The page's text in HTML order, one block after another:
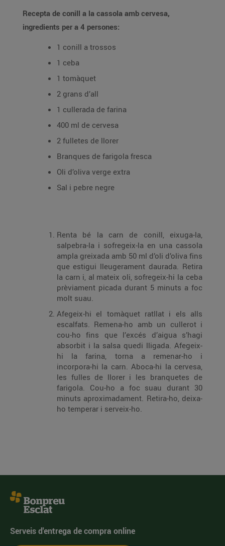
Recepta de conill a la cassola amb cervesa,
ingredients per a 4 persones:
1 conill a trossos
1 ceba
1 tomàquet
2 grans d’all
1 cullerada de farina
400 ml de cervesa
2 fulletes de llorer
Branques de farigola fresca
Oli d’oliva verge extra
Sal i pebre negre
Renta bé la carn de conill, eixuga-la,
salpebra-la i sofregeix-la en una cassola
ampla greixada amb 50 ml d’oli d’oliva fins
que estigui lleugerament daurada. Retira
la carn i, al mateix oli, sofregeix-hi la ceba
prèviament picada durant 5 minuts a foc
molt suau.
Afegeix-hi el tomàquet ratllat i els alls
escalfats. Remena-ho amb un cullerot i
cou-ho fins que l’excés d’aigua s’hagi
absorbit i la salsa quedi lligada. Afegeix-
hi la farina, torna a remenar-ho i
incorpora-hi la carn. Aboca-hi la cervesa,
les fulles de llorer i les branquetes de
farigola. Cou-ho a foc suau durant 30
minuts aproximadament. Retira-ho, deixa-
ho temperar i serveix-ho.
Serveis d'entrega de compra online